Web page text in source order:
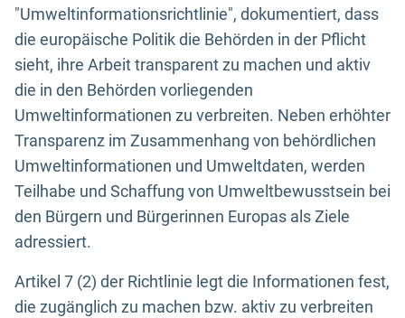
"Umweltinformationsrichtlinie", dokumentiert, dass
die europäische Politik die Behörden in der Pflicht
sieht, ihre Arbeit transparent zu machen und aktiv
die in den Behörden vorliegenden
Umweltinformationen zu verbreiten. Neben erhöhter
Transparenz im Zusammenhang von behördlichen
Umweltinformationen und Umweltdaten, werden
Teilhabe und Schaffung von Umweltbewusstsein bei
den Bürgern und Bürgerinnen Europas als Ziele
adressiert.
Artikel 7 (2) der Richtlinie legt die Informationen fest,
die zugänglich zu machen bzw. aktiv zu verbreiten